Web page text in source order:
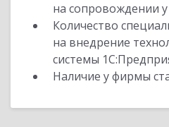
на сопровождении
Количество
на внедрение
системы
Наличие у фирмы